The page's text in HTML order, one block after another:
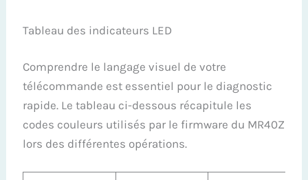
Tableau des indicateurs LED
Comprendre le langage visuel de votre
télécommande est essentiel pour le diagnostic
rapide. Le tableau ci-dessous récapitule les
codes couleurs utilisés par le firmware du MR40Z
lors des différentes opérations.